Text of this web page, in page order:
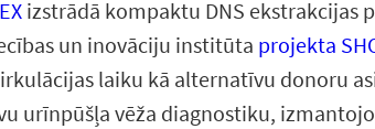
izstrādā kompaktu DNS ekstrakcijas
un inovāciju institūta projekta
laiku kā alternatīvu donoru
urīnpūšļa vēža diagnostiku,